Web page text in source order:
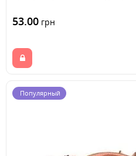
53.00 грн
Популярный